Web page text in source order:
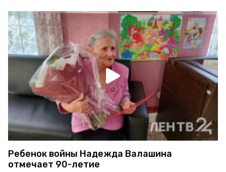
Ребенок войны Надежда Валашина
отмечает 90-летие